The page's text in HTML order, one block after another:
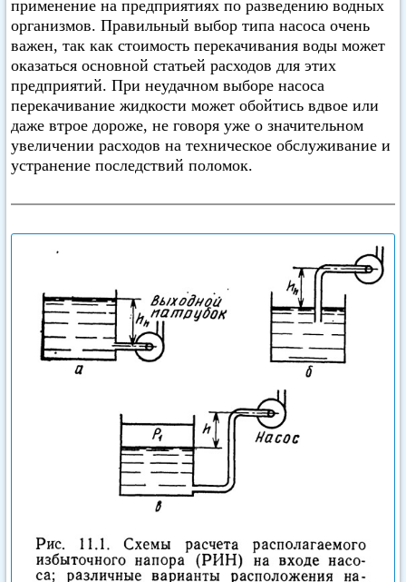
применение на предприятиях по разведению водных
организмов. Правильный выбор типа насоса очень
важен, так как стоимость перекачивания воды может
оказаться основной статьей расходов для этих
предприятий. При неудачном выборе насоса
перекачивание жидкости может обойтись вдвое или
даже втрое дороже, не говоря уже о значительном
увеличении расходов на техническое обслуживание и
устранение последствий поломок.